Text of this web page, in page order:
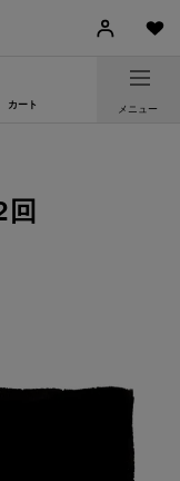
カート メニュー
回